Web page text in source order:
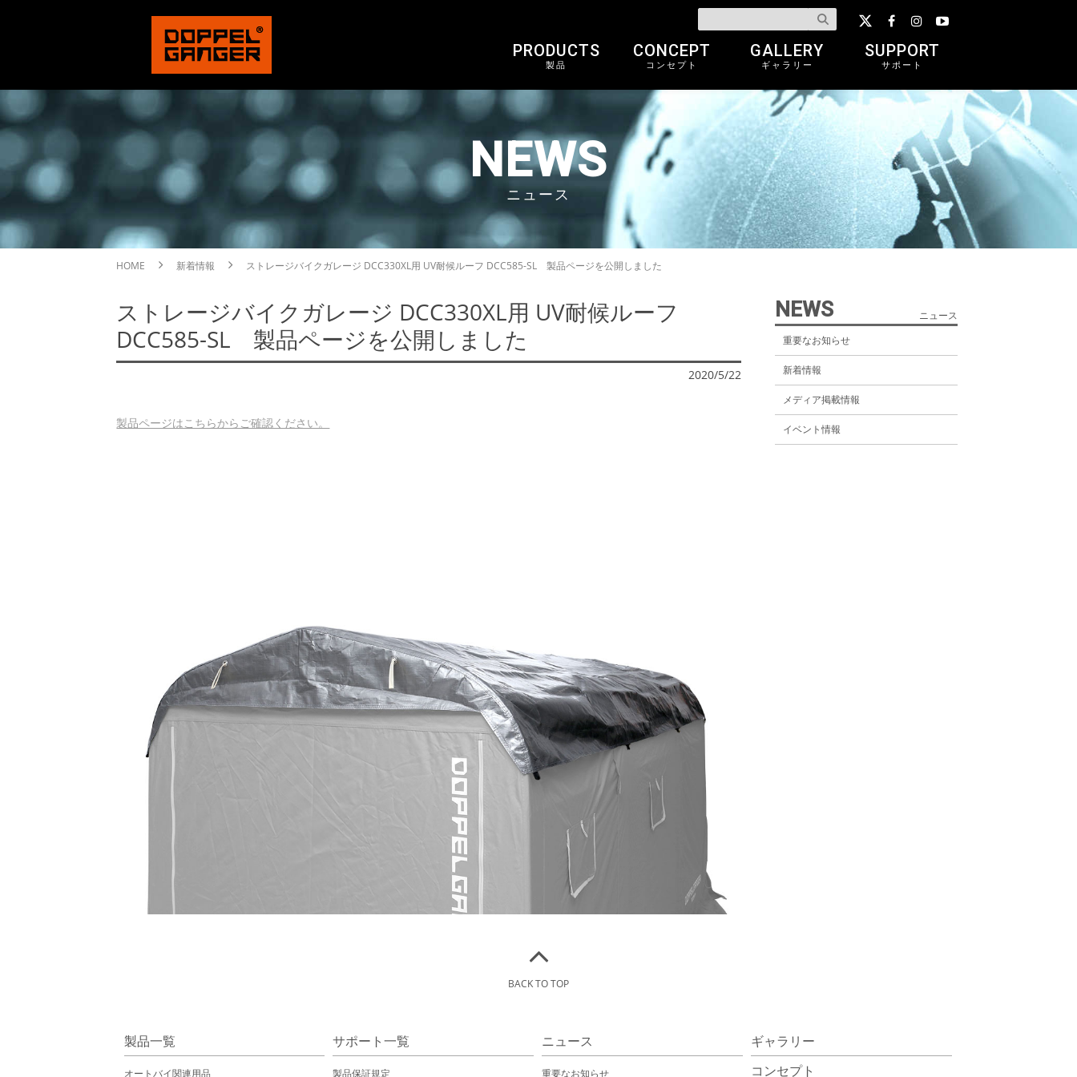
PRODUCTS
製品
CONCEPT
コンセプト
GALLERY
ギャラリー
SUPPORT
サポート
NEWS
ニュース
HOME 新着情報 ストレージバイクガレージ DCC330XL用 UV耐候ルーフ DCC585-SL 製品ページを公開しました
ストレージバイクガレージ DCC330XL用 UV耐候ルーフ
DCC585-SL 製品ページを公開しました
2020/5/22
製品ページはこちらからご確認ください。
NEWS
ニュース
重要なお知らせ
新着情報
メディア掲載情報
イベント情報
BACK TO TOP
製品一覧
オートバイ関連用品
サポート一覧
製品保証規定
ニュース
重要なお知らせ
ギャラリー
コンセプト